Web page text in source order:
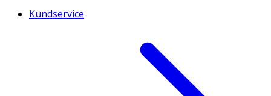
Kundservice